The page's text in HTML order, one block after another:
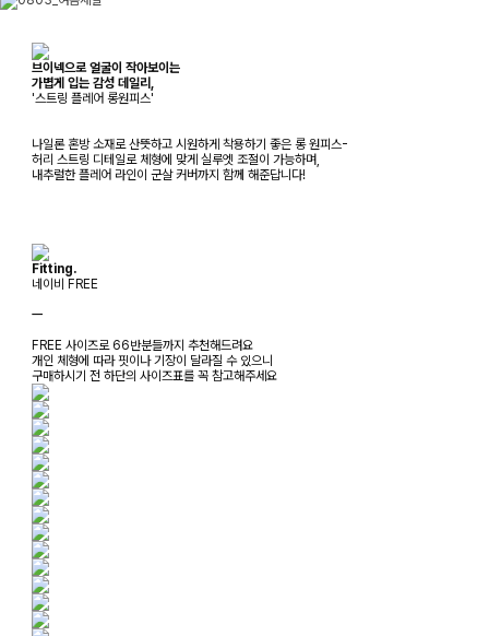
브이넥으로 얼굴이 작아보이는
가볍게 입는 감성 데일리,
'스트링 플레어 롱원피스'
나일론 혼방 소재로 산뜻하고 시원하게 착용하기 좋은 롱 원피스-
허리 스트링 디테일로 체형에 맞게 실루엣 조절이 가능하며,
내추럴한 플레어 라인이 군살 커버까지 함께 해준답니다!
Fitting.
네이비 FREE
ㅡ
FREE 사이즈로 66반분들까지 추천해드려요
개인 체형에 따라 핏이나 기장이 달라질 수 있으니
구매하시기 전 하단의 사이즈표를 꼭 참고해주세요